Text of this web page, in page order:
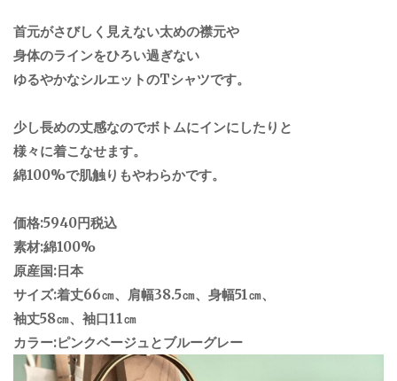
首元がさびしく見えない太めの襟元や
身体のラインをひろい過ぎない
ゆるやかなシルエットのTシャツです。
少し長めの丈感なのでボトムにインにしたりと
様々に着こなせます。
綿100%で肌触りもやわらかです。
価格:5940円税込
素材:綿100%
原産国:日本
サイズ:着丈66㎝、肩幅38.5㎝、身幅51㎝、
袖丈58㎝、袖口11㎝
カラー:ピンクベージュとブルーグレー